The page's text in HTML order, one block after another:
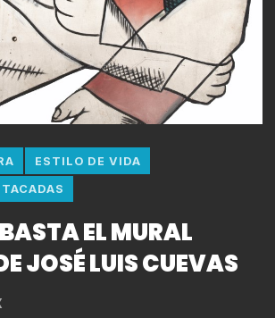
ESTILO DE VIDA
EL MURAL
JOSÉ LUIS CUEVAS